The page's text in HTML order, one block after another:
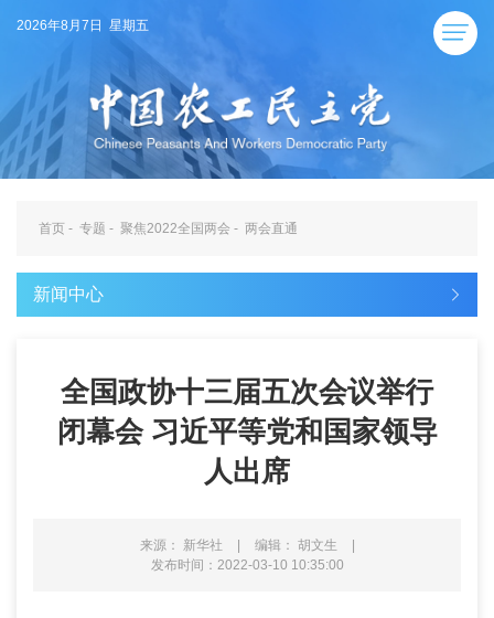
2026年8月7日 星期五
首页 - 专题 - 聚焦2022全国两会 - 两会直通
新闻中心
全国政协十三届五次会议举行
闭幕会 习近平等党和国家领导
人出席
来源： 新华社 | 编辑： 胡文生
|
发布时间：2022-03-10 10:35:00